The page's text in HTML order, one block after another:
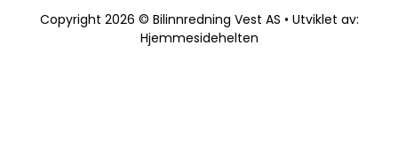
Copyright 2026 © Bilinnredning Vest AS • Utviklet av:
Hjemmesidehelten